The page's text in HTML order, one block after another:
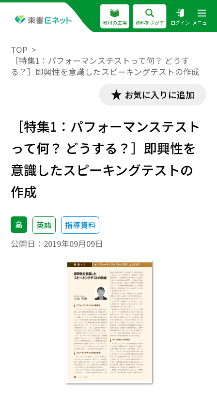
教科の広場 資料をさがす ログイン メニュー
TOP
［特集1：パフォーマンステストって何？ どうす
る？］即興性を意識したスピーキングテストの作成
お気に入りに追加
［特集1：パフォーマンステスト
って何？ どうする？］即興性を
意識したスピーキングテストの
作成
高 英語 指導資料
公開日： 2019年09月09日